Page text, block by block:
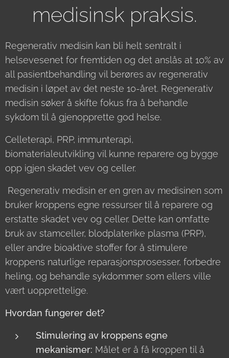
medisinsk praksis.
Regenerativ medisin kan bli helt sentralt i
helsevesenet for fremtiden og det anslås at 10% av
all pasientbehandling vil berøres av regenerativ
medisin i løpet av det neste 10-året. Regenerativ
medisin søker å skifte fokus fra å behandle
sykdom til å gjenopprette god helse.
Celleterapi, PRP, immunterapi,
biomaterialeutvikling vil kunne reparere og bygge
opp igjen skadet vev og celler.
Regenerativ medisin er en gren av medisinen som
bruker kroppens egne ressurser til å reparere og
erstatte skadet vev og celler. Dette kan omfatte
bruk av stamceller, blodplaterike plasma (PRP),
eller andre bioaktive stoffer for å stimulere
kroppens naturlige reparasjonsprosesser, forbedre
heling, og behandle sykdommer som ellers ville
vært uopprettelige.
Hvordan fungerer det?
Stimulering av kroppens egne
mekanismer: Målet er å få kroppen til å